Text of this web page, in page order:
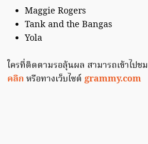
Maggie Rogers
Tank and the Bangas
Yola
ใครที่ติดตามรอลุ้นผล สามารถเข้าไปช
คลิก หรือทางเว็บไซต์ grammy.com